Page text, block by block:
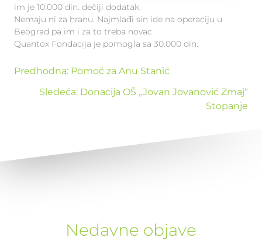
im je 10.000 din. dečiji dodatak.
Nemaju ni za hranu. Najmlađi sin ide na operaciju u
Beograd pa im i za to treba novac.
Quantox Fondacija je pomogla sa 30.000 din.
Predhodna: Pomoć za Anu Stanić
Sledeća: Donacija OŠ „Jovan Jovanović Zmaj“
Stopanje
Nedavne objave